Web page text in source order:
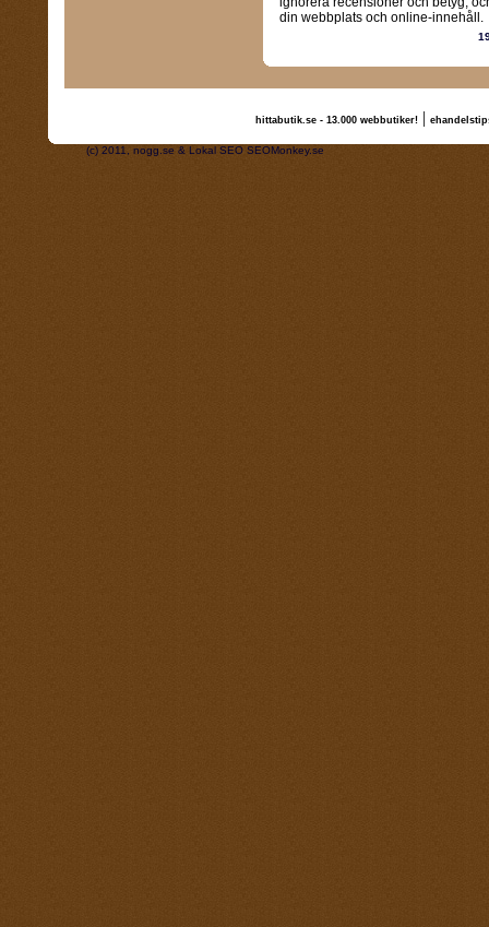
din webbplats och online-innehåll.
hittabutik.se - 13.000 webbutiker!|
(c) 2011, nogg.se & Lokal SEO SEOMonkey.se